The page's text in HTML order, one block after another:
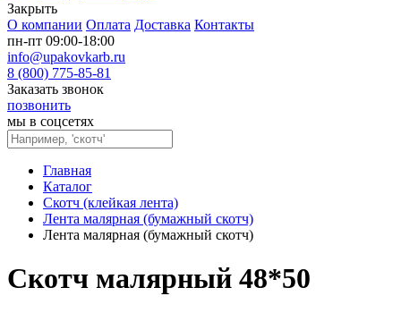
Закрыть
О компании Оплата Доставка Контакты
пн-пт 09:00-18:00
info@upakovkarb.ru
8 (800) 775-85-81
Заказать звонок
позвонить
мы в соцсетях
Главная
Каталог
Скотч (клейкая лента)
Лента малярная (бумажный скотч)
Лента малярная (бумажный скотч)
Скотч малярный 48*50